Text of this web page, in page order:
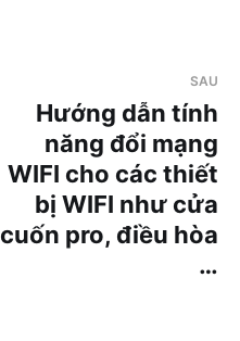
SAU
Hướng dẫn tính
năng đổi mạng
WIFI cho các thiết
bị WIFI như cửa
cuốn pro, điều hòa
…